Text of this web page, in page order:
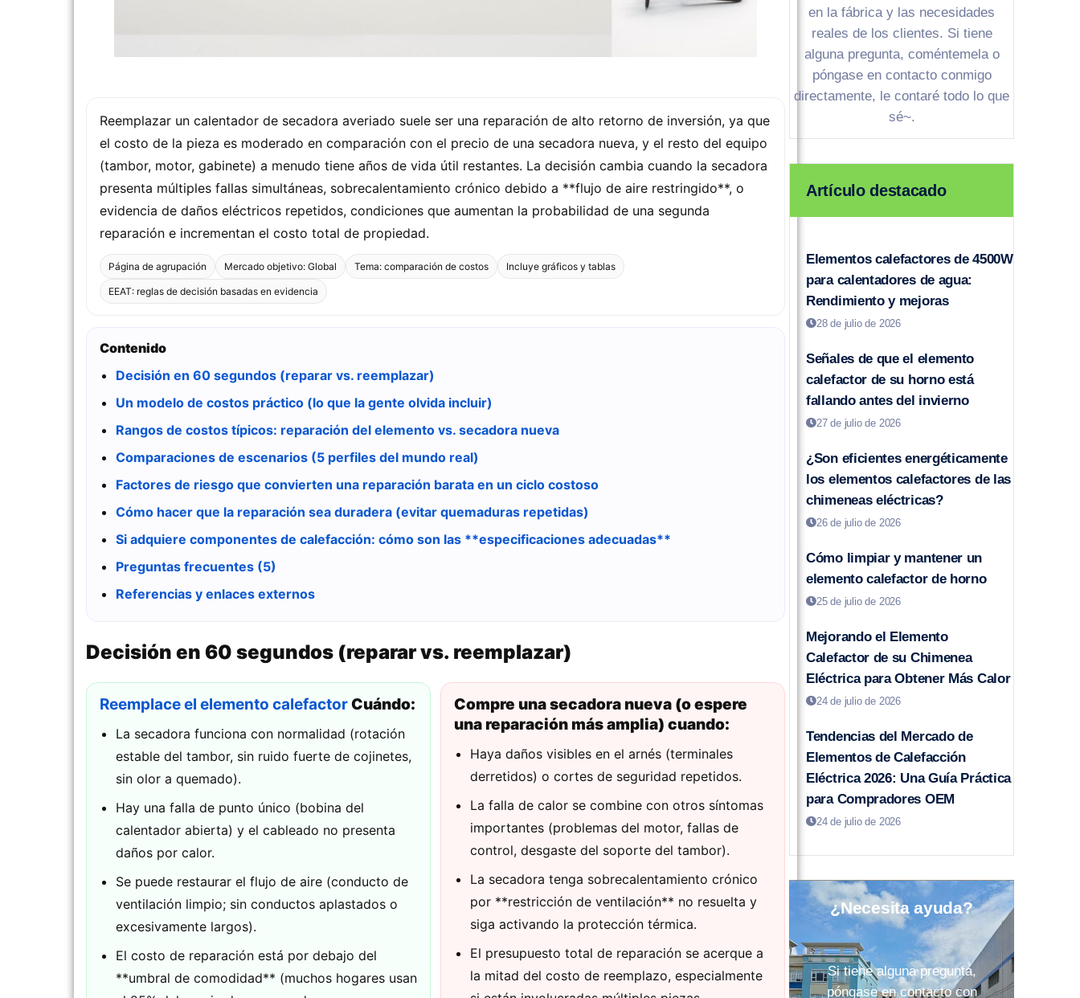
Reemplazar un calentador de secadora averiado suele ser una reparación de alto retorno de inversión, ya que
el costo de la pieza es moderado en comparación con el precio de una secadora nueva, y el resto del equipo
(tambor, motor, gabinete) a menudo tiene años de vida útil restantes. La decisión cambia cuando la secadora
presenta múltiples fallas simultáneas, sobrecalentamiento crónico debido a **flujo de aire restringido**, o
evidencia de daños eléctricos repetidos, condiciones que aumentan la probabilidad de una segunda
reparación e incrementan el costo total de propiedad.
Página de agrupación Mercado objetivo: Global Tema: comparación de costos Incluye gráficos y tablas
EEAT: reglas de decisión basadas en evidencia
Contenido
Decisión en 60 segundos (reparar vs. reemplazar)
Un modelo de costos práctico (lo que la gente olvida incluir)
Rangos de costos típicos: reparación del elemento vs. secadora nueva
Comparaciones de escenarios (5 perfiles del mundo real)
Factores de riesgo que convierten una reparación barata en un ciclo costoso
Cómo hacer que la reparación sea duradera (evitar quemaduras repetidas)
Si adquiere componentes de calefacción: cómo son las **especificaciones adecuadas**
Preguntas frecuentes (5)
Referencias y enlaces externos
Decisión en 60 segundos (reparar vs. reemplazar)
Reemplace el elemento calefactorCuándo:
La secadora funciona con normalidad (rotación
estable del tambor, sin ruido fuerte de cojinetes,
sin olor a quemado).
Hay una falla de punto único (bobina del
calentador abierta) y el cableado no presenta
daños por calor.
Se puede restaurar el flujo de aire (conducto de
ventilación limpio; sin conductos aplastados o
excesivamente largos).
El costo de reparación está por debajo del
**umbral de comodidad** (muchos hogares usan
Compre una secadora nueva (o espere
una reparación más amplia) cuando:
Haya daños visibles en el arnés (terminales
derretidos) o cortes de seguridad repetidos.
La falla de calor se combine con otros síntomas
importantes (problemas del motor, fallas de
control, desgaste del soporte del tambor).
La secadora tenga sobrecalentamiento crónico
por **restricción de ventilación** no resuelta y
siga activando la protección térmica.
El presupuesto total de reparación se acerque a
la mitad del costo de reemplazo, especialmente
en la fábrica y las necesidades
reales de los clientes. Si tiene
alguna pregunta, coméntemela o
póngase en contacto conmigo
directamente, le contaré todo lo que
sé~.
Artículo destacado
Elementos calefactores de 4500W
para calentadores de agua:
Rendimiento y mejoras
28 de julio de 2026
Señales de que el elemento
calefactor de su horno está
fallando antes del invierno
27 de julio de 2026
¿Son eficientes energéticamente
los elementos calefactores de las
chimeneas eléctricas?
26 de julio de 2026
Cómo limpiar y mantener un
elemento calefactor de horno
25 de julio de 2026
Mejorando el Elemento
Calefactor de su Chimenea
Eléctrica para Obtener Más Calor
24 de julio de 2026
Tendencias del Mercado de
Elementos de Calefacción
Eléctrica 2026: Una Guía Práctica
para Compradores OEM
24 de julio de 2026
¿Necesita ayuda?
Si tiene alguna pregunta,
póngase en contacto con